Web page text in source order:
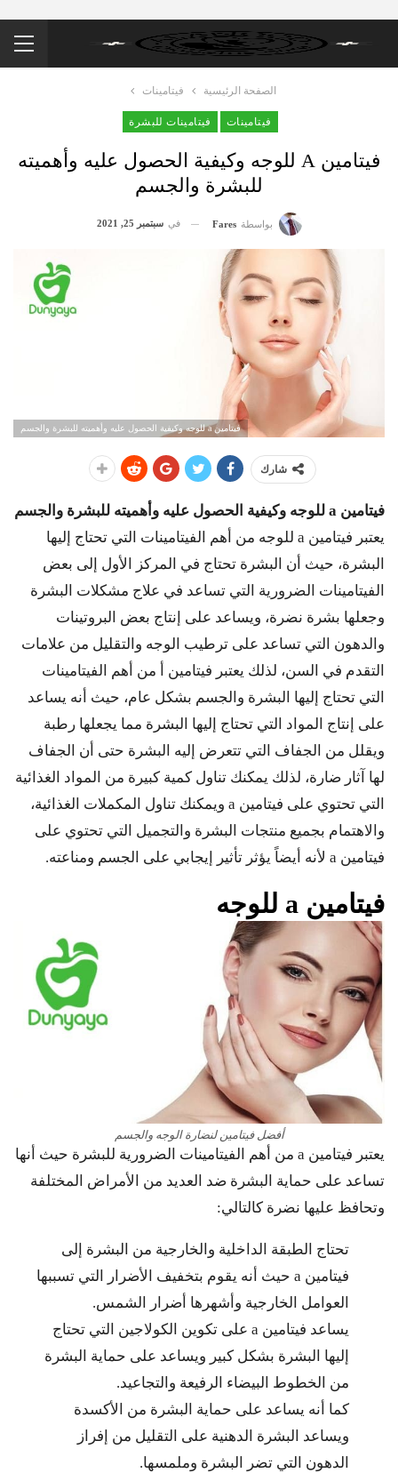
الصفحة الرئيسية فيتامينات
فيتامينات فيتامينات للبشرة
فيتامين A للوجه وكيفية الحصول عليه وأهميته
للبشرة والجسم
بواسطة Fares في سبتمبر 25, 2021
فيتامين a للوجه وكيفية الحصول عليه وأهميته للبشرة والجسم
شارك
فيتامين a للوجه وكيفية الحصول عليه وأهميته للبشرة والجسم
يعتبر فيتامين a للوجه من أهم الفيتامينات التي تحتاج إليها
البشرة، حيث أن البشرة تحتاج في المركز الأول إلى بعض
الفيتامينات الضرورية التي تساعد في علاج مشكلات البشرة
وجعلها بشرة نضرة، ويساعد على إنتاج بعض البروتينات
والدهون التي تساعد على ترطيب الوجه والتقليل من علامات
التقدم في السن، لذلك يعتبر فيتامين أ من أهم الفيتامينات
التي تحتاج إليها البشرة والجسم بشكل عام، حيث أنه يساعد
على إنتاج المواد التي تحتاج إليها البشرة مما يجعلها رطبة
ويقلل من الجفاف التي تتعرض إليه البشرة حتى أن الجفاف
لها آثار ضارة، لذلك يمكنك تناول كمية كبيرة من المواد الغذائية
التي تحتوي على فيتامين a ويمكنك تناول المكملات الغذائية،
والاهتمام بجميع منتجات البشرة والتجميل التي تحتوي على
فيتامين a لأنه أيضاً يؤثر تأثير إيجابي على الجسم ومناعته.
فيتامين a للوجه
أفضل فيتامين لنضارة الوجه والجسم
يعتبر فيتامين a من أهم الفيتامينات الضرورية للبشرة حيث أنها
تساعد على حماية البشرة ضد العديد من الأمراض المختلفة
وتحافظ عليها نضرة كالتالي:
تحتاج الطبقة الداخلية والخارجية من البشرة إلى
فيتامين a حيث أنه يقوم بتخفيف الأضرار التي تسببها
العوامل الخارجية وأشهرها أضرار الشمس.
يساعد فيتامين a على تكوين الكولاجين التي تحتاج
إليها البشرة بشكل كبير ويساعد على حماية البشرة
من الخطوط البيضاء الرفيعة والتجاعيد.
كما أنه يساعد على حماية البشرة من الأكسدة
ويساعد البشرة الدهنية على التقليل من إفراز
الدهون التي تضر البشرة وملمسها.